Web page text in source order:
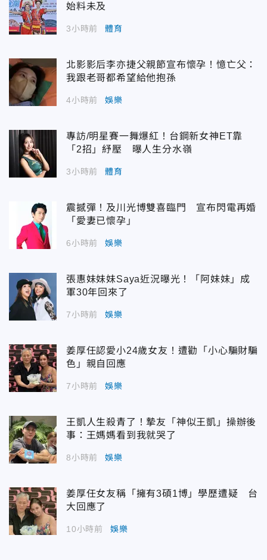
始料未及
3小時前 體育
北影影后李亦捷父親節宣布懷孕！憶亡父：
我跟老哥都希望給他抱孫
4小時前 娛樂
專訪/明星賽一舞爆紅！台鋼新女神ET靠
「2招」紓壓 曝人生分水嶺
3小時前 體育
震撼彈！及川光博雙喜臨門 宣布閃電再婚
「愛妻已懷孕」
6小時前 娛樂
張惠妹妹妹Saya近況曝光！「阿妹妹」成
軍30年回來了
7小時前 娛樂
姜厚任認愛小24歲女友！遭勸「小心騙財騙
色」親自回應
7小時前 娛樂
王凱人生殺青了！摯友「神似王凱」操辦後
事：王媽媽看到我就哭了
8小時前 娛樂
姜厚任女友稱「擁有3碩1博」學歷遭疑 台
大回應了
10小時前 娛樂